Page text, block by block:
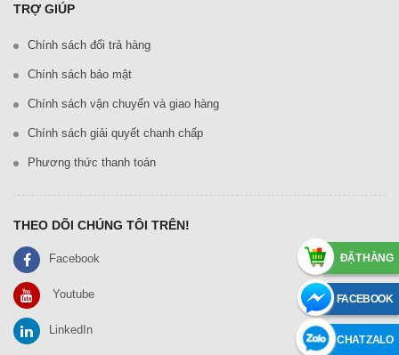
ĐẶT HÀNG
FACEBOOK
CHAT ZALO
TRỢ GIÚP
Chính sách đổi trả hàng
Chính sách bảo mật
Chính sách vận chuyển và giao hàng
Chính sách giải quyết chanh chấp
Phương thức thanh toán
THEO DÕI CHÚNG TÔI TRÊN!
Facebook
Youtube
LinkedIn